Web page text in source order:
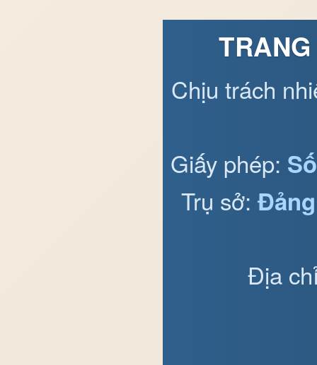
Chịu trách
Giấy phép:
Trụ sở:
Địa